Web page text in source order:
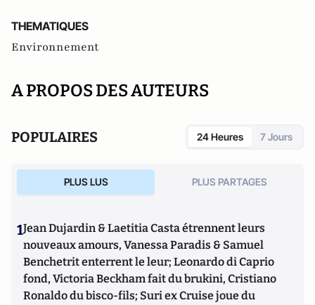
THEMATIQUES
Environnement
A PROPOS DES AUTEURS
POPULAIRES 24 Heures 7 Jours
PLUS LUS PLUS PARTAGES
1Jean Dujardin & Laetitia Casta étrennent leurs
nouveaux amours, Vanessa Paradis & Samuel
Benchetrit enterrent le leur; Leonardo di Caprio
fond, Victoria Beckham fait du brukini, Cristiano
Ronaldo du bisco-fils; Suri ex Cruise joue du